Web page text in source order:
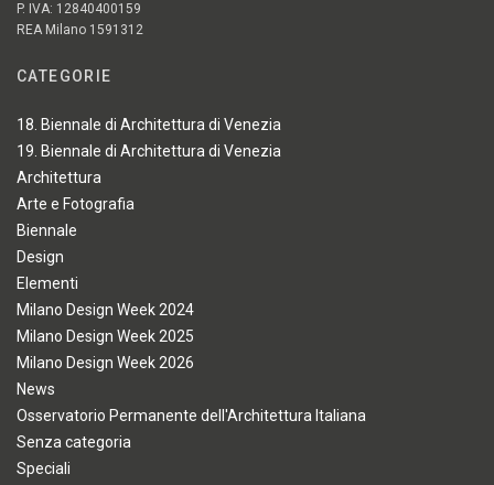
P. IVA: 12840400159
REA Milano 1591312
CATEGORIE
18. Biennale di Architettura di Venezia
19. Biennale di Architettura di Venezia
Architettura
Arte e Fotografia
Biennale
Design
Elementi
Milano Design Week 2024
Milano Design Week 2025
Milano Design Week 2026
News
Osservatorio Permanente dell'Architettura Italiana
Senza categoria
Speciali